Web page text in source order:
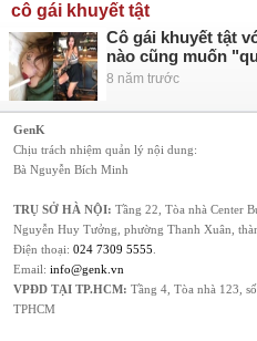
cô gái khuyết tật
Cô gái khuyết tật
nào cũng muốn
8 năm trước
GenK
Chịu trách nhiệm quản lý nội dung:
Bà Nguyễn Bích Minh
TRỤ SỞ HÀ NỘI: Tầng 22, Tòa nhà Center
Nguyễn Huy Tưởng, phường Thanh Xuân,
Điện thoại: 024 7309 5555
Email: info@genk.vn
VPĐD TẠI TP.HCM: Tầng 4, Tòa nhà 123,
TPHCM